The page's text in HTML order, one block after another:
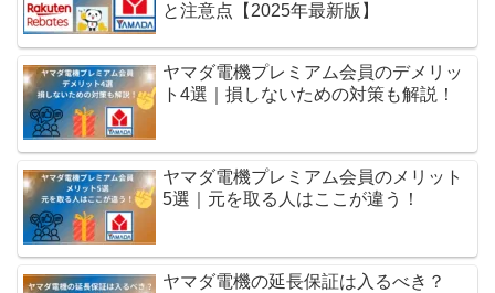
と注意点【2025年最新版】
ヤマダ電機プレミアム会員のデメリッ
ト4選｜損しないための対策も解説！
ヤマダ電機プレミアム会員のメリット
5選｜元を取る人はここが違う！
ヤマダ電機の延長保証は入るべき？